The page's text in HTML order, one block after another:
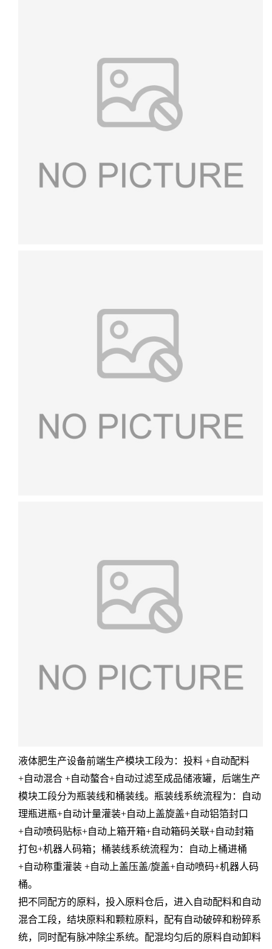
液体肥生产设备前端生产模块工段为：投料 +自动配料
+自动混合 +自动螯合+自动过滤至成品储液罐，后端生产
模块工段分为瓶装线和桶装线。瓶装线系统流程为：自动
理瓶进瓶+自动计量灌装+自动上盖旋盖+自动铝箔封口
+自动喷码贴标+自动上箱开箱+自动箱码关联+自动封箱
打包+机器人码箱；桶装线系统流程为：自动上桶进桶
+自动称重灌装 +自动上盖压盖/旋盖+自动喷码+机器人码
桶。
把不同配方的原料，投入原料仓后，进入自动配料和自动
混合工段，结块原料和颗粒原料，配有自动破碎和粉碎系
统，同时配有脉冲除尘系统。配混均匀后的原料自动卸料